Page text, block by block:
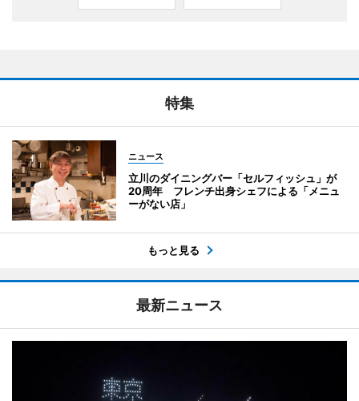
特集
ニュース
立川のダイニングバー「セルフィッシュ」が
20周年 フレンチ出身シェフによる「メニュ
ーがない店」
もっと見る
最新ニュース